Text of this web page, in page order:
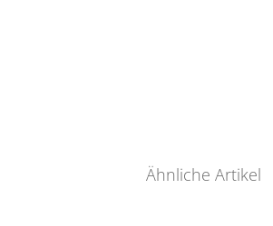
Ähnliche Artikel